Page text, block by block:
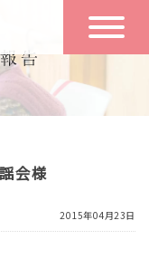
一日の流れ
空き状況
会様
2015年04月23日